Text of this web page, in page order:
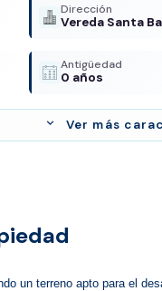
Dirección
Vereda Santa
Antigüedad
0 años
expand_more Ver más
un terreno apto para el